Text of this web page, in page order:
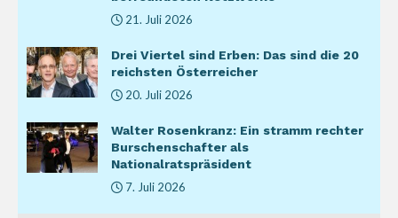
21. Juli 2026
Drei Viertel sind Erben: Das sind die 20
reichsten Österreicher
20. Juli 2026
Walter Rosenkranz: Ein stramm rechter
Burschenschafter als
Nationalratspräsident
7. Juli 2026